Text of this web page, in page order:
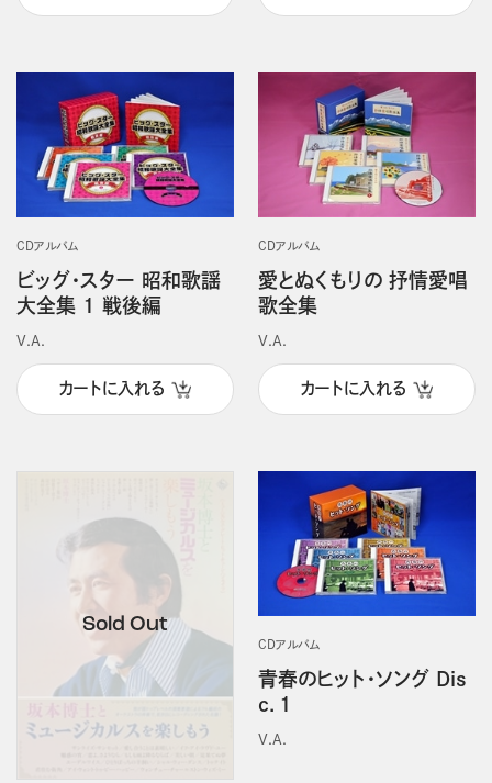
CDアルバム
ビッグ・スター 昭和歌謡
大全集 1 戦後編
V.A.
カートに入れる
CDアルバム
愛とぬくもりの 抒情愛唱
歌全集
V.A.
カートに入れる
CDアルバム
青春のヒット・ソング Dis
c．1
V.A.